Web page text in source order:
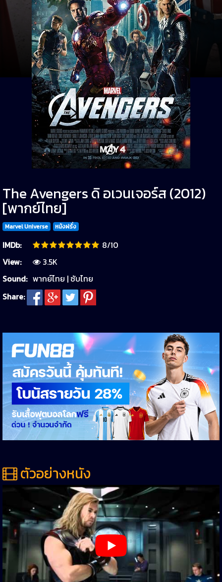
The Avengers ดิ อเวนเจอร์ส (2012)
[พากย์ไทย]
Marvel Universe หนังฝรั่ง
IMDb:
8/10
View:
3.5K
Sound: พากย์ไทย | ซับไทย
Share:
ตัวอย่างหนัง